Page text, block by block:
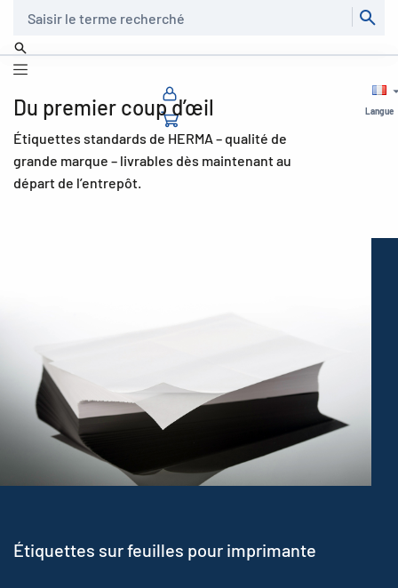
Langue
Du premier coup d’œil
Étiquettes standards de HERMA – qualité de
grande marque – livrables dès maintenant au
départ de l’entrepôt.
Étiquettes sur feuilles pour imprimante